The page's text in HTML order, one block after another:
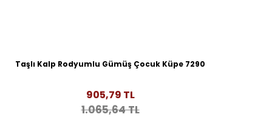
Taşlı Kalp Rodyumlu Gümüş Çocuk Küpe 7290
905,79 TL
1.065,64 TL